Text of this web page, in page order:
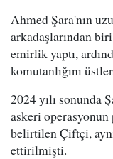
Ahmed Şara'nın
arkadaşlarından
emirlik yaptı,
komutanlığını
2024 yılı sonunda
askeri operasyonun
belirtilen Çiftçi,
ettirilmişti.